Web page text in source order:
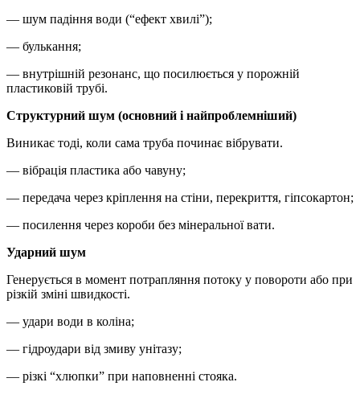
— шум падіння води (“ефект хвилі”);
— булькання;
— внутрішній резонанс, що посилюється у порожній
пластиковій трубі.
Структурний шум (основний і найпроблемніший)
Виникає тоді, коли сама труба починає вібрувати.
— вібрація пластика або чавуну;
— передача через кріплення на стіни, перекриття, гіпсокартон;
— посилення через короби без мінеральної вати.
Ударний шум
Генерується в момент потрапляння потоку у повороти або при
різкій зміні швидкості.
— удари води в коліна;
— гідроудари від змиву унітазу;
— різкі “хлюпки” при наповненні стояка.